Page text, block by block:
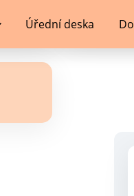
Úřední deska